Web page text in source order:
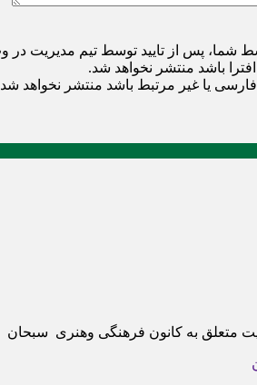
شما، پس از تایید توسط تیم مدیریت در
باشد منتشر نخواهد شد.
فارسی یا غیر مرتبط باشد منتشر نخواهد
متعلق به کانون فرهنگی وهنری